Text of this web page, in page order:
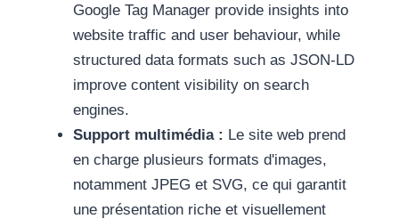
Google Tag Manager provide insights into
website traffic and user behaviour, while
structured data formats such as JSON-LD
improve content visibility on search
engines.
Support multimédia : Le site web prend
en charge plusieurs formats d'images,
notamment JPEG et SVG, ce qui garantit
une présentation riche et visuellement